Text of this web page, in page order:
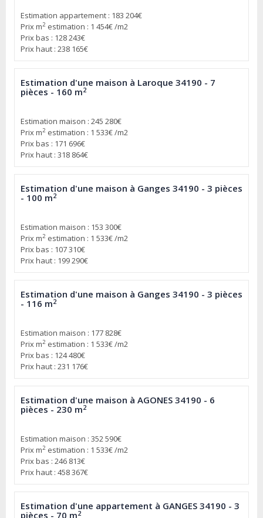
Estimation appartement : 183 204€
Prix m2 estimation : 1 454€ /m2
Prix bas : 128 243€
Prix haut : 238 165€
Estimation d'une maison à Laroque 34190 - 7
pièces - 160 m2
Estimation maison : 245 280€
Prix m2 estimation : 1 533€ /m2
Prix bas : 171 696€
Prix haut : 318 864€
Estimation d'une maison à Ganges 34190 - 3 pièces
- 100 m2
Estimation maison : 153 300€
Prix m2 estimation : 1 533€ /m2
Prix bas : 107 310€
Prix haut : 199 290€
Estimation d'une maison à Ganges 34190 - 3 pièces
- 116 m2
Estimation maison : 177 828€
Prix m2 estimation : 1 533€ /m2
Prix bas : 124 480€
Prix haut : 231 176€
Estimation d'une maison à AGONES 34190 - 6
pièces - 230 m2
Estimation maison : 352 590€
Prix m2 estimation : 1 533€ /m2
Prix bas : 246 813€
Prix haut : 458 367€
Estimation d'une appartement à GANGES 34190 - 3
pièces - 70 m2